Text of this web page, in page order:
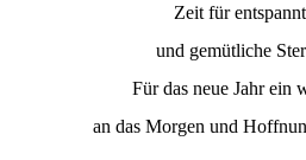
Zeit für
und gemütliche
Für das neue Jahr ein
an das Morgen und